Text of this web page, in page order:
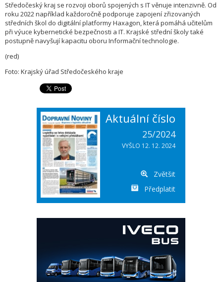
Středočeský kraj se rozvoji oborů spojených s IT věnuje intenzivně. Od
roku 2022 například každoročně podporuje zapojení zřizovaných
středních škol do digitální platformy Haxagon, která pomáhá učitelům
při výuce kybernetické bezpečnosti a IT. Krajské střední školy také
postupně navyšují kapacitu oboru Informační technologie.
(red)
Foto: Krajský úřad Středočeského kraje
Aktuální číslo
25/2024
VYŠLO 12. 12. 2024
Zvětšit
Předplatit